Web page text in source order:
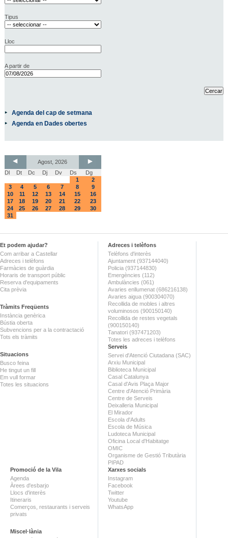
Tipus
Lloc
A partir de
Agenda del cap de setmana
Agenda en Dades obertes
Agost, 2026
Dl
Dt Dc Dj Dv Ds
Dg
1
2
3
4 5 6 7 8
9
10
11 12 13 14 15
16
17
18 19 20 21 22
23
24
25 26 27 28 29
30
31
Et podem ajudar?
Com arribar a Castellar
Adreces i telèfons
Farmàcies de guàrdia
Horaris de transport públic
Reserva d'equipaments
Cita prèvia
Tràmits Freqüents
Instància genèrica
Bústia oberta
Subvencions per a la contractació
Tots els tràmits
Situacions
Busco feina
He tingut un fill
Em vull formar
Totes les situacions
Adreces i telèfons
Telèfons d'interès
Ajuntament (937144040)
Policia (937144830)
Emergències (112)
Ambulàncies (061)
Avaries enllumenat (686216138)
Avaries aigua (900304070)
Recollida de mobles i altres
voluminosos (900150140)
Recollida de restes vegetals
(900150140)
Tanatori (937471203)
Totes les adreces i telèfons
Serveis
Servei d'Atenció Ciutadana (SAC)
Arxiu Municipal
Biblioteca Municipal
Casal Catalunya
Casal d'Avis Plaça Major
Centre d'Atenció Primària
Centre de Serveis
Deixalleria Municipal
El Mirador
Escola d'Adults
Escola de Música
Ludoteca Municipal
Oficina Local d'Habitatge
OMIC
Organisme de Gestió Tributària
PIPAD
Promoció de la Vila
Agenda
Àrees d'esbarjo
Llocs d'interès
Itineraris
Comerços, restaurants i serveis
privats
Miscel·lània
Xarxes socials
Instagram
Facebook
Twitter
Youtube
WhatsApp